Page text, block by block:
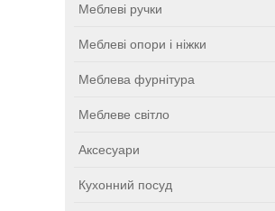
Меблеві ручки
Меблеві опори і ніжки
Меблева фурнітура
Меблеве світло
Аксесуари
Кухонний посуд